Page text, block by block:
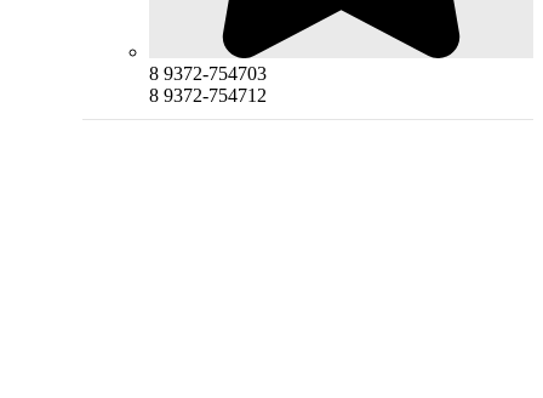
8 9372-754703
8 9372-754712